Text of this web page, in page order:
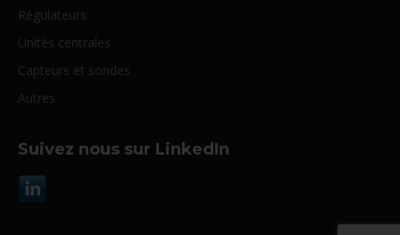
Régulateurs
Unités centrales
Capteurs et sondes
Autres
Suivez nous sur LinkedIn